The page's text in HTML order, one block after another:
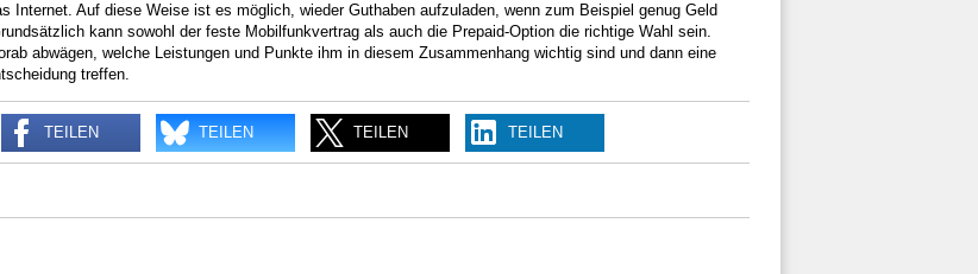
Internet. Auf diese Weise ist es möglich, wieder Guthaben aufzuladen, wenn zum Beispiel genug Geld
kann sowohl der feste Mobilfunkvertrag als auch die Prepaid-Option die richtige Wahl sein.
abwägen, welche Leistungen und Punkte ihm in diesem Zusammenhang wichtig sind und dann eine
treffen.
TEILEN TEILEN TEILEN TEILEN